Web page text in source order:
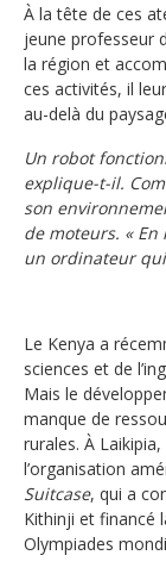
À la tête de ces
jeune professeur
la région et
ces activités, il
au-delà du
Un robot
explique-t-il.
son
de moteurs. «
un ordinateur
Le Kenya a
sciences et de
Mais le
manque de
rurales. À
l’organisation
Suitcase, qui a
Kithinji et financé
Olympiades